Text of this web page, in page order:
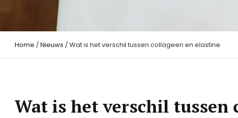
Home /Nieuws / Wat is het verschil tussen collageen en elastine
Wat is het verschil tussen